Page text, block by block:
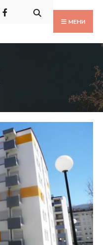
МЕНИ